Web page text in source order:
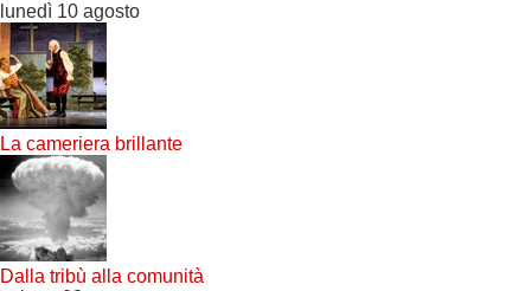
lunedì 10 agosto
La cameriera brillante
Dalla tribù alla comunità